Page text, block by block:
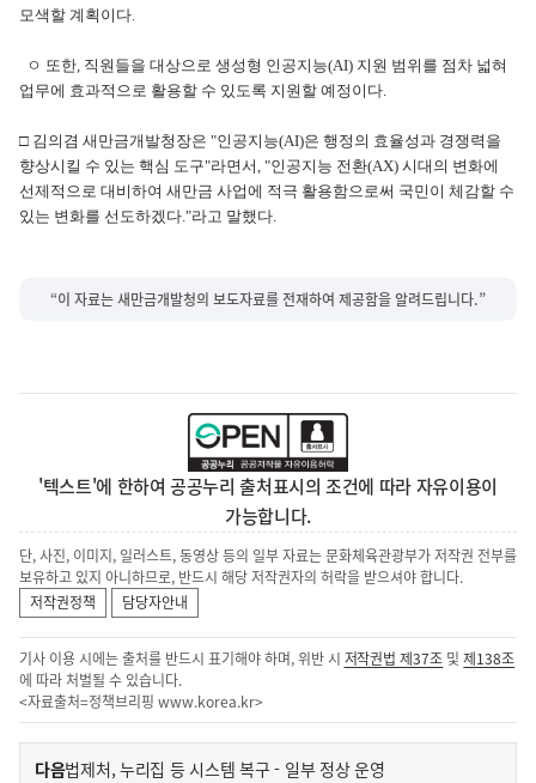
모색할 계획이다.
ㅇ 또한, 직원들을 대상으로 생성형 인공지능(AI) 지원 범위를 점차 넓혀
업무에 효과적으로 활용할 수 있도록 지원할 예정이다.
□ 김의겸 새만금개발청장은 "인공지능(AI)은 행정의 효율성과 경쟁력을
향상시킬 수 있는 핵심 도구"라면서, "인공지능 전환(AX) 시대의 변화에
선제적으로 대비하여 새만금 사업에 적극 활용함으로써 국민이 체감할 수
있는 변화를 선도하겠다."라고 말했다.
“이 자료는 새만금개발청의 보도자료를 전재하여 제공함을 알려드립니다.”
'텍스트'에 한하여 공공누리 출처표시의 조건에 따라 자유이용이
가능합니다.
단, 사진, 이미지, 일러스트, 동영상 등의 일부 자료는 문화체육관광부가 저작권 전부를
보유하고 있지 아니하므로, 반드시 해당 저작권자의 허락을 받으셔야 합니다.
저작권정책
담당자안내
기사 이용 시에는 출처를 반드시 표기해야 하며, 위반 시 저작권법 제37조 및제138조
에 따라 처벌될 수 있습니다.
<자료출처=정책브리핑 www.korea.kr>
이다음기
법제처, 누리집 등 시스템 복구 - 일부 정상 운영